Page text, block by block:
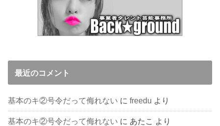
最近のコメント
基本のキ②号令だって侮れない にfreedu より
基本のキ②号令だって侮れない に あたこ より